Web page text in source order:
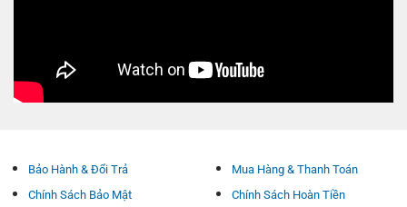
Bảo Hành & Đổi Trả
Chính Sách Bảo Mật
Mua Hàng & Thanh Toán
Chính Sách Hoàn Tiền